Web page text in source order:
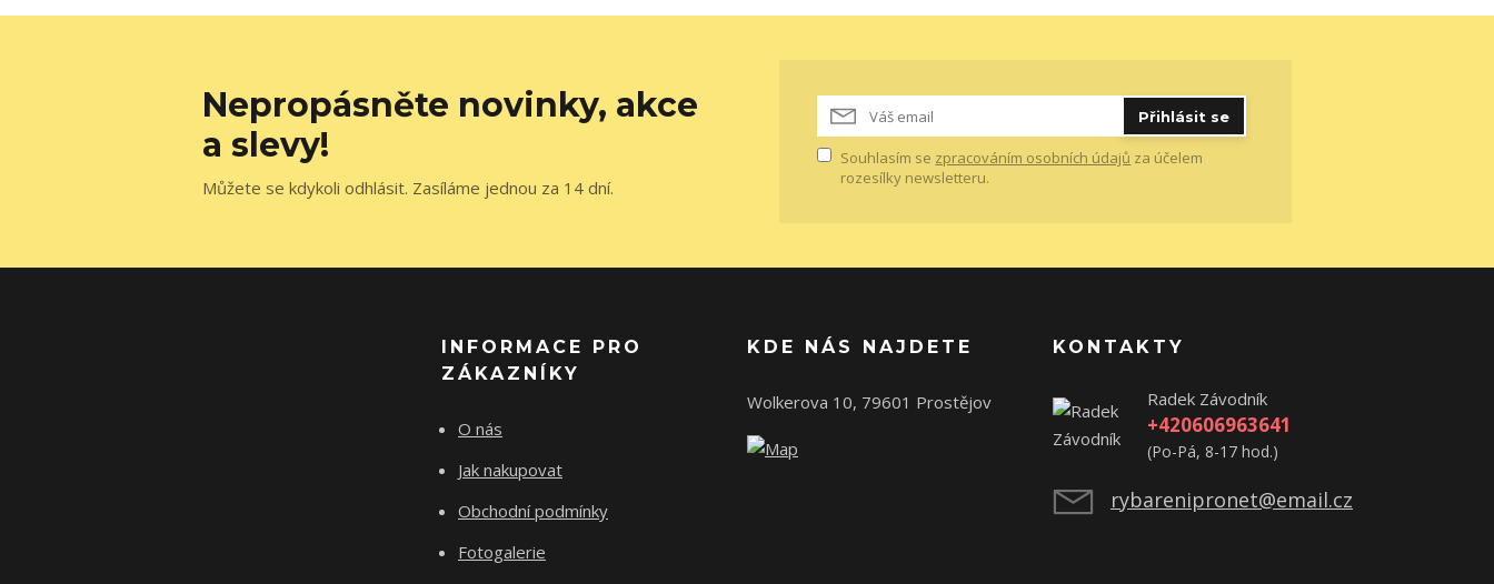
Nepropásněte novinky, akce
a slevy!
Můžete se kdykoli odhlásit. Zasíláme jednou za 14 dní.
Přihlásit se
Souhlasím se zpracováním osobních údajů za účelem
rozesílky newsletteru.
INFORMACE PRO
ZÁKAZNÍKY
O nás
Jak nakupovat
Obchodní podmínky
Fotogalerie
KDE NÁS NAJDETE
Wolkerova 10, 79601 Prostějov
KONTAKTY
Radek Závodník
+420606963641
(Po-Pá, 8-17 hod.)
rybarenipronet@email.cz